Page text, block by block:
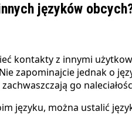
języków
kontakty z innymi
zapominajcie jednak o
go
języku, można ustalić